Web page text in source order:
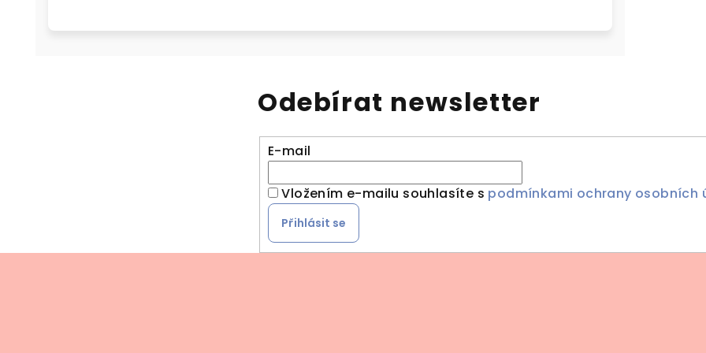
Odebírat newsletter
E-mail
Vložením e-mailu souhlasíte s podmínkami ochrany osobních
Přihlásit se